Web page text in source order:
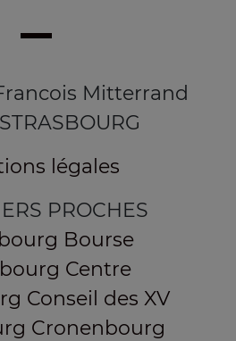
Mitterrand
légales
PROCHES
Bourse
Centre
Conseil des XV
Cronenbourg